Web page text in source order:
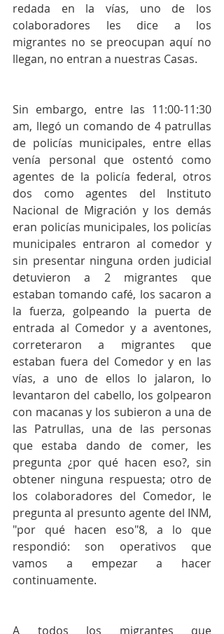
redada en la vías, uno de los
colaboradores les dice a los
migrantes no se preocupan aquí no
llegan, no entran a nuestras Casas.
Sin embargo, entre las 11:00-11:30
am, llegó un comando de 4 patrullas
de policías municipales, entre ellas
venía personal que ostentó como
agentes de la policía federal, otros
dos como agentes del Instituto
Nacional de Migración y los demás
eran policías municipales, los policías
municipales entraron al comedor y
sin presentar ninguna orden judicial
detuvieron a 2 migrantes que
estaban tomando café, los sacaron a
la fuerza, golpeando la puerta de
entrada al Comedor y a aventones,
correteraron a migrantes que
estaban fuera del Comedor y en las
vías, a uno de ellos lo jalaron, lo
levantaron del cabello, los golpearon
con macanas y los subieron a una de
las Patrullas, una de las personas
que estaba dando de comer, les
pregunta ¿por qué hacen eso?, sin
obtener ninguna respuesta; otro de
los colaboradores del Comedor, le
pregunta al presunto agente del INM,
"por qué hacen eso"8, a lo que
respondió: son operativos que
vamos a empezar a hacer
continuamente.
A todos los migrantes que